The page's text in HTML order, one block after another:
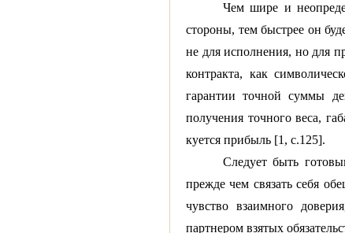
Чем шире и
стороны, тем быстрее он
не для исполнения, но для
контракта, как
гарантии точной суммы
получения точного веса,
куется прибыль [1, с.125].
Следует быть
прежде чем связать себя
чувство взаимного
партнером взятых